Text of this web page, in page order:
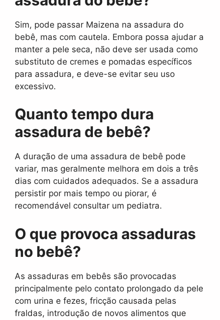
Sim, pode passar Maizena na assadura do
bebê, mas com cautela. Embora possa ajudar a
manter a pele seca, não deve ser usada como
substituto de cremes e pomadas específicos
para assadura, e deve-se evitar seu uso
excessivo.
Quanto tempo dura
assadura de bebê?
A duração de uma assadura de bebê pode
variar, mas geralmente melhora em dois a três
dias com cuidados adequados. Se a assadura
persistir por mais tempo ou piorar, é
recomendável consultar um pediatra.
O que provoca assaduras
no bebê?
As assaduras em bebês são provocadas
principalmente pelo contato prolongado da pele
com urina e fezes, fricção causada pelas
fraldas, introdução de novos alimentos que